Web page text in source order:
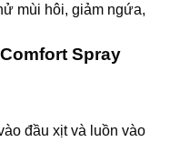
mùi hôi, giảm ngứa,
Spray
đầu xịt và luồn vào